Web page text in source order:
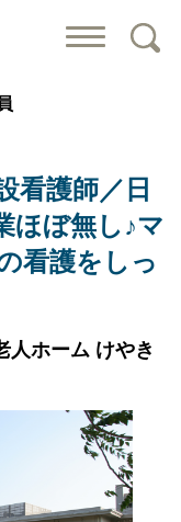
看護師／日
ほぼ無し♪マ
看護をしっ
人ホーム けやき